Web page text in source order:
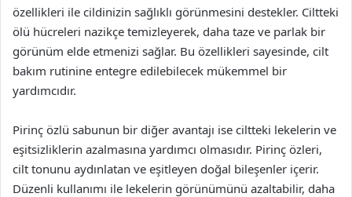
özellikleri ile cildinizin sağlıklı görünmesini destekler. Ciltteki
ölü hücreleri nazikçe temizleyerek, daha taze ve parlak bir
görünüm elde etmenizi sağlar. Bu özellikleri sayesinde, cilt
bakım rutinine entegre edilebilecek mükemmel bir
yardımcıdır.
Pirinç özlü sabunun bir diğer avantajı ise ciltteki lekelerin ve
eşitsizliklerin azalmasına yardımcı olmasıdır. Pirinç özleri,
cilt tonunu aydınlatan ve eşitleyen doğal bileşenler içerir.
Düzenli kullanımı ile lekelerin görünümünü azaltabilir, daha